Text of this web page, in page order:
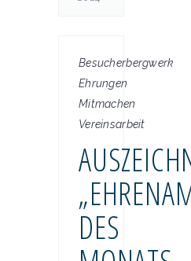
Besucherbergwerk
Ehrungen
Mitmachen
Vereinsarbeit
DES